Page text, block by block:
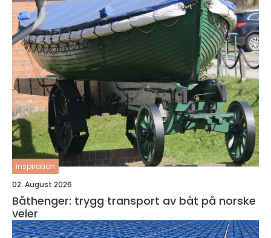
inspiration
02. August 2026
Båthenger: trygg transport av båt på norske
veier